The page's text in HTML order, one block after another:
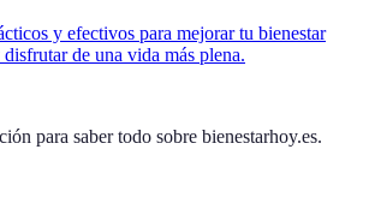
y efectivos para mejorar tu bienestar
de una vida más plena.
para saber todo sobre bienestarhoy.es.